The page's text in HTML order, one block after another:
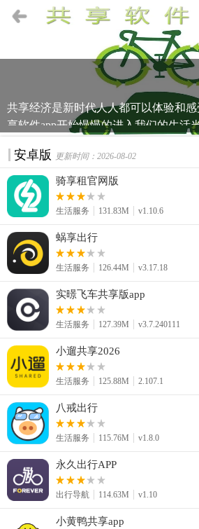
共享经济是新时代人人都可以体验和
享软件app开始慢慢的进入我们的生活
生活实用等方面，共享软件的增多给
的便利，欢迎大家下载使用！
安卓版 更新时间：2026-08-02
骑享租官网版
生活服务 131.83M v1.10.6
蜗享出行
生活服务 126.44M v3.17.18
实暻飞车共享版app
生活服务 127.39M v3.7.240111
小遛共享2026
生活服务 125.88M 2.107.1
八戒出行
生活服务 115.76M v1.8.0
永久出行APP
出行导航 114.63M v1.10
小黄鸭共享app